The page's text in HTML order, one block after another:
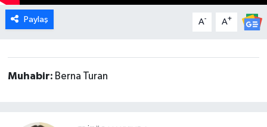
Paylaş A- A+
Muhabir: Berna Turan
HABERDE İNSAN
KÜLTÜR SANAT